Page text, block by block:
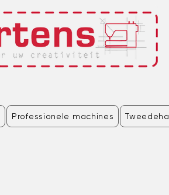
Professionele machines